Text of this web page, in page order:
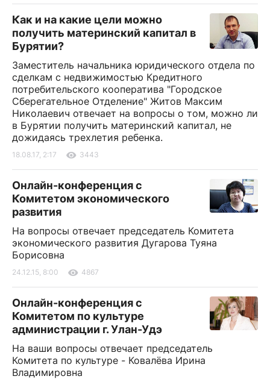
Как и на какие цели можно
получить материнский капитал в
Бурятии?
Заместитель начальника юридического отдела по
сделкам с недвижимостью Кредитного
потребительского кооператива "Городское
Сберегательное Отделение" Житов Максим
Николаевич отвечает на вопросы о том, можно ли
в Бурятии получить материнский капитал, не
дожидаясь трехлетия ребенка.
18.08.17, 2:17 3443
Онлайн-конференция с
Комитетом экономического
развития
На вопросы отвечает председатель Комитета
экономического развития Дугарова Туяна
Борисовна
24.12.15, 8:00 4867
Онлайн-конференция с
Комитетом по культуре
администрации г. Улан-Удэ
На ваши вопросы отвечает председатель
Комитета по культуре - Ковалёва Ирина
Владимировна